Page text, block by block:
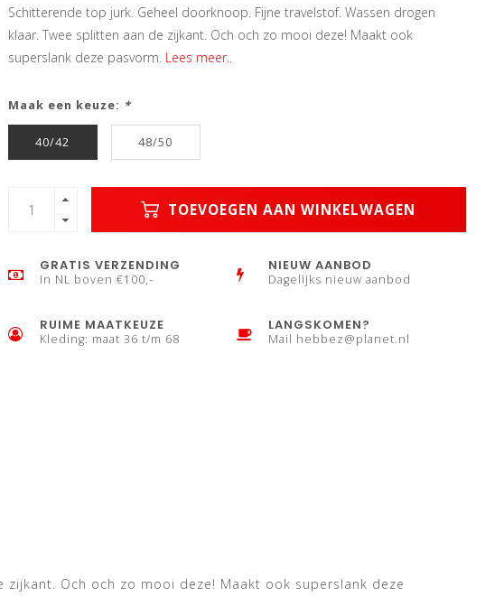
Schitterende top jurk. Geheel doorknoop. Fijne travelstof. Wassen drogen
klaar. Twee splitten aan de zijkant. Och och zo mooi deze! Maakt ook
superslank deze pasvorm. Lees meer..
Maak een keuze: *
40/42 48/50
TOEVOEGEN AAN WINKELWAGEN
GRATIS VERZENDING
In NL boven €100,-
NIEUW AANBOD
Dagelijks nieuw aanbod
RUIME MAATKEUZE
Kleding: maat 36 t/m 68
LANGSKOMEN?
Mail hebbez@planet.nl
Och och zo mooi deze! Maakt ook superslank deze